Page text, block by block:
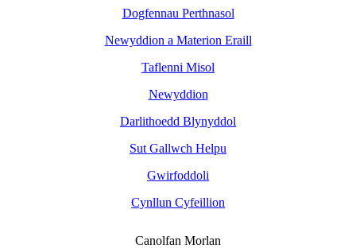
Dogfennau Perthnasol
Newyddion a Materion Eraill
Taflenni Misol
Newyddion
Darlithoedd Blynyddol
Sut Gallwch Helpu
Gwirfoddoli
Cynllun Cyfeillion
Canolfan Morlan